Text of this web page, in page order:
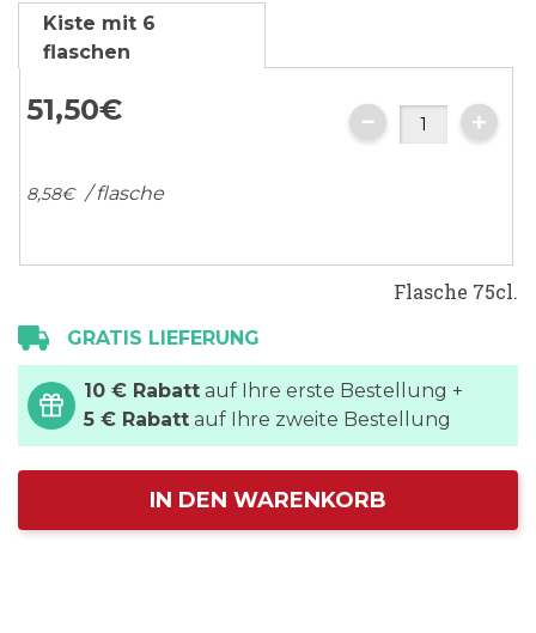
der
Bildgalerie
springen
Kiste mit 6
flaschen
51,50€
8,58€ / flasche
Flasche 75cl.
GRATIS LIEFERUNG
10 € Rabatt auf Ihre erste Bestellung +
5 € Rabatt auf Ihre zweite Bestellung
IN DEN WARENKORB